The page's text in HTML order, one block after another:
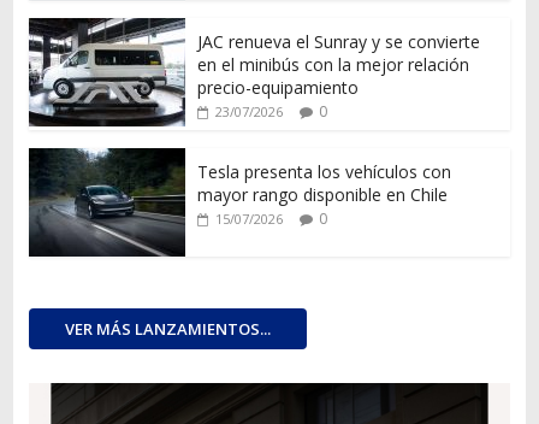
JAC renueva el Sunray y se convierte
en el minibús con la mejor relación
precio-equipamiento
23/07/2026 0
Tesla presenta los vehículos con
mayor rango disponible en Chile
15/07/2026 0
VER MÁS LANZAMIENTOS...